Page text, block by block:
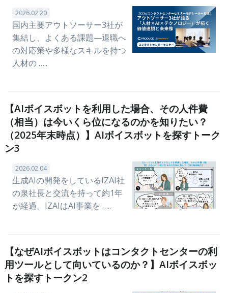
2026.02.20
国内主要アウトソーサー3社が
集結し、よくある課題—退職へ
の対応策や多様なスキルを持つ
人材の …..
【AIボイスボットを利用した場合、その人件費
（相当）は今いくら位になるのかを知りたい？
（2025年末時点）】AIボイスボットを探すトーク
ン3
2026.02.04
生成AIの開発をしているIZAI社
の泉社長と交流を持って約1年
が経過。IZAIはAI事業を …..
【なぜAIボイスボットはコンタクトセンターの利
用ツールとして向いているのか？】AIボイスボッ
トを探すトークン2